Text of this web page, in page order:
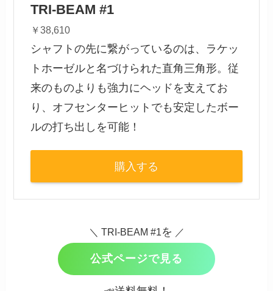
TRI-BEAM #1
￥38,610
シャフトの先に繋がっているのは、ラケッ
トホーゼルと名づけられた直角三角形。従
来のものよりも強力にヘッドを支えてお
り、オフセンターヒットでも安定したボー
ルの打ち出しを可能！
購入する
＼ TRI-BEAM #1を ／
公式ページで見る